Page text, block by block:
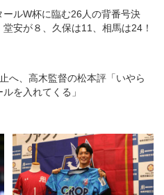
ールW杯に臨む26人の背番号決
安が８、久保は11、相馬は24！
へ、高木監督の松本評「いやら
を入れてくる」